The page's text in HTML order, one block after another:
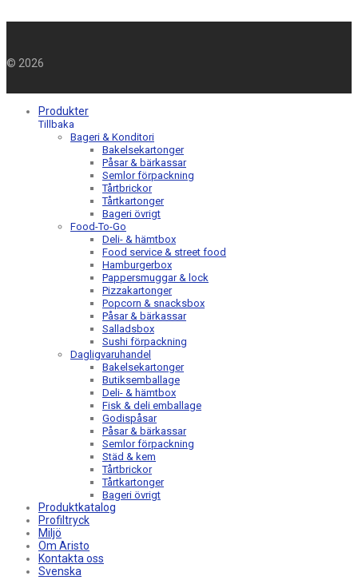
© 2026
Produkter
Tillbaka
Bageri & Konditori
Bakelsekartonger
Påsar & bärkassar
Semlor förpackning
Tårtbrickor
Tårtkartonger
Bageri övrigt
Food-To-Go
Deli- & hämtbox
Food service & street food
Hamburgerbox
Pappersmuggar & lock
Pizzakartonger
Popcorn & snacksbox
Påsar & bärkassar
Salladsbox
Sushi förpackning
Dagligvaruhandel
Bakelsekartonger
Butiksemballage
Deli- & hämtbox
Fisk & deli emballage
Godispåsar
Påsar & bärkassar
Semlor förpackning
Städ & kem
Tårtbrickor
Tårtkartonger
Bageri övrigt
Produktkatalog
Profiltryck
Miljö
Om Aristo
Kontakta oss
Svenska